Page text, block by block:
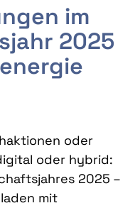
im
2025
oder
oder hybrid:
2025 –
mit